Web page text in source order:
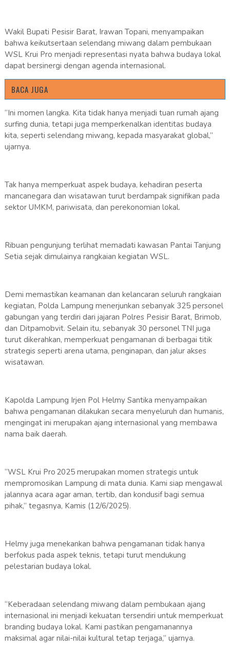
Wakil Bupati Pesisir Barat, Irawan Topani, menyampaikan
bahwa keikutsertaan selendang miwang dalam pembukaan
WSL Krui Pro menjadi representasi nyata bahwa budaya lokal
dapat bersinergi dengan agenda internasional.
BACA JUGA
“Ini momen langka. Kita tidak hanya menjadi tuan rumah ajang
surfing dunia, tetapi juga memperkenalkan identitas budaya
kita, seperti selendang miwang, kepada masyarakat global,”
ujarnya.
Tak hanya memperkuat aspek budaya, kehadiran peserta
mancanegara dan wisatawan turut berdampak signifikan pada
sektor UMKM, pariwisata, dan perekonomian lokal.
Ribuan pengunjung terlihat memadati kawasan Pantai Tanjung
Setia sejak dimulainya rangkaian kegiatan WSL.
Demi memastikan keamanan dan kelancaran seluruh rangkaian
kegiatan, Polda Lampung menerjunkan sebanyak 325 personel
gabungan yang terdiri dari jajaran Polres Pesisir Barat, Brimob,
dan Ditpamobvit. Selain itu, sebanyak 30 personel TNI juga
turut dikerahkan, memperkuat pengamanan di berbagai titik
strategis seperti arena utama, penginapan, dan jalur akses
wisatawan.
Kapolda Lampung Irjen Pol Helmy Santika menyampaikan
bahwa pengamanan dilakukan secara menyeluruh dan humanis,
mengingat ini merupakan ajang internasional yang membawa
nama baik daerah.
“WSL Krui Pro 2025 merupakan momen strategis untuk
mempromosikan Lampung di mata dunia. Kami siap mengawal
jalannya acara agar aman, tertib, dan kondusif bagi semua
pihak,” tegasnya, Kamis (12/6/2025).
Helmy juga menekankan bahwa pengamanan tidak hanya
berfokus pada aspek teknis, tetapi turut mendukung
pelestarian budaya lokal.
“Keberadaan selendang miwang dalam pembukaan ajang
internasional ini menjadi kekuatan tersendiri untuk memperkuat
branding budaya lokal. Kami pastikan pengamanannya
maksimal agar nilai-nilai kultural tetap terjaga,” ujarnya.